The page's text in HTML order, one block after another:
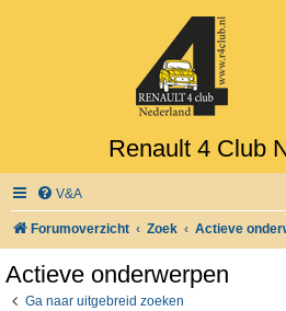
Renault 4 Club
V&A
Forumoverzicht Zoek Actieve
Actieve onderwerpen
Ga naar uitgebreid zoeken